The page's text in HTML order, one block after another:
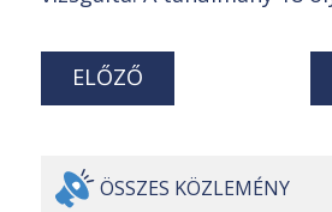
ELŐZŐ
ÖSSZES KÖZLEMÉNY